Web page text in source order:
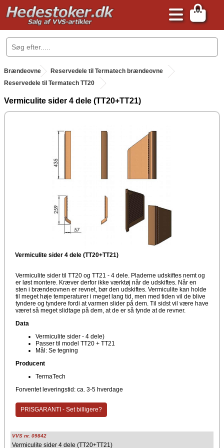
0
.
Brændeovne .
Reservedele til Termatech brændeovne
Reservedele til Termatech TT20
Vermiculite sider 4 dele (TT20+TT21)
Vermiculite sider 4 dele (TT20+TT21)
Vermiculite sider til TT20 og TT21 - 4 dele. Pladerne udskiftes nemt og
er løst montere. Kræver derfor ikke værktøj når de udskiftes. Når en
sten i brændeovnen er revnet, bør den udskiftes. Vermiculite kan holde
til meget høje temperaturer i meget lang tid, men med tiden vil de blive
tyndere og tyndere fordi at varmen slider på dem. Til sidst vil være have
været så meget slidtage på dem, at de er så tynde at de revner.
Data
Vermiculite sider - 4 dele)
Passer til model TT20 + TT21
Mål: Se tegning
Producent
TermaTech
Forventet leveringstid: ca. 3-5 hverdage
PRISGARANTI - Set billigere?
VVS nr. 09842
Vermiculite sider 4 dele (TT20+TT21)